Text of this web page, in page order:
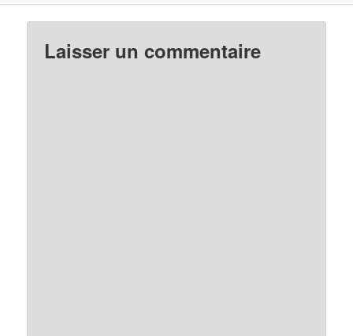
Laisser un commentaire